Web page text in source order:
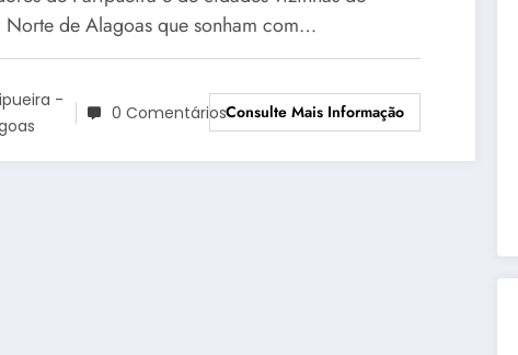
Norte
Norte de Alagoas que sonham com…
-
0 ComentáriosConsulte Mais Informação